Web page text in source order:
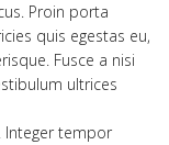
Proin porta
quis egestas eu,
Fusce a nisi
ultrices
Integer tempor